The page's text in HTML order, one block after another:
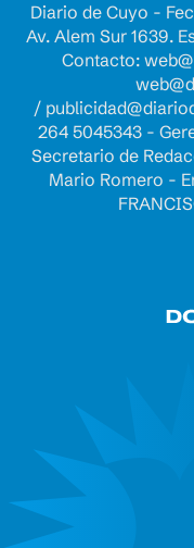
Diario de Cuyo -
Av. Alem Sur 1639.
Contacto:
/
264 5045343 -
Secretario de
Mario Romero -